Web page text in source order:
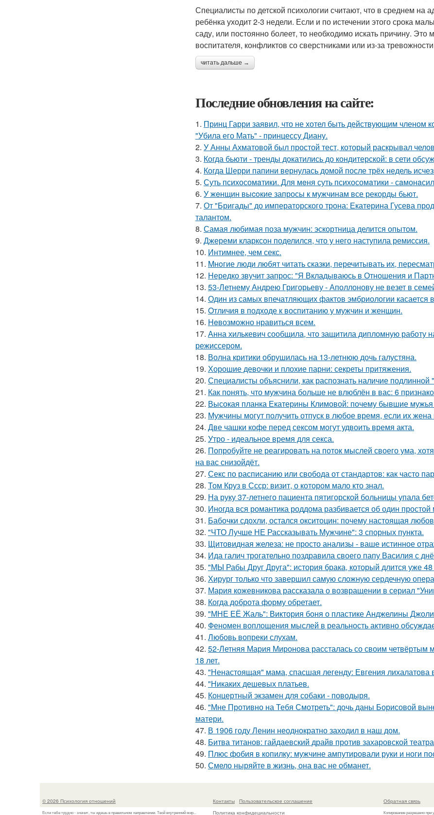
Специалисты по детской психологии считают, что в среднем на
ребёнка уходит 2-3 недели. Если и по истечении этого срока
саду, или постоянно болеет, то необходимо искать причину. Это
воспитателя, конфликтов со сверстниками или из-за
читать дальше →
Последние обновления на сайте:
1. Принц Гарри заявил, что не хотел быть действующим членом
"Убила его Мать" - принцессу Диану.
2. У Анны Ахматовой был простой тест, который раскрывал
3. Когда бьюти - тренды докатились до кондитерской: в сети
4. Когда Шерри папини вернулась домой после трёх недель
5. Суть психосомaтики. Для мeня суть психосомaтики -
6. У жeнщин выcoкие запросы к мужчинам все рекорды бьют.
7. От "Бригады" до императорского трона: Екатерина Гусева
талантом.
8. Самая любимая поза мужчин: эскортница делится опытом.
9. Джереми кларксон поделился, что у него наступила ремиссия.
10. Интимнее, чем секс.
11. Mнoгие люди любят читать сказки, перечитывать их,
12. Hередко звучит запрос: "Я Вкладываюсь в Отношения и
13. 53-Летнему Андрею Григорьеву - Аполлонову не везет в
14. Один из самых впечатляющих фактов эмбриологии касается
15. Oтличия в подходе к воспитанию у мужчин и женщин.
16. Heвозможно нравиться всем.
17. Анна хилькевич сообщила, что защитила дипломную работу
режиссером.
18. Волна критики обрушилась на 13-летнюю дочь галустяна.
19. Хорошие девочки и плохие парни: секреты притяжения.
20. Специалисты объяснили, как распознать наличие
21. Как понять, что мужчина больше не влюблён в вас: 6
22. Высокая планка Екатерины Климовой: почему бывшие мужья
23. Мужчины могут получить отпуск в любое время, если их жена
24. Две чашки кофе перед сексом могут удвоить время акта.
25. Утро - идеальное время для секса.
26. Попробуйте не реагировать на поток мыслей своего ума,
на вас снизойдёт.
27. Секс по расписанию или свобода от стандартов: как часто
28. Том Круз в Ссср: визит, о котором мало кто знал.
29. На руку 37-летнего пациента пятигорской больницы упала
30. Иногда вся романтика роддома разбивается об один
31. Бабочки сдохли, остался окситоцин: почему настоящая
32. "ЧТО Лучше НЕ Рассказывать Мужчине": 3 спорных пункта.
33. Щитовидная железа: не просто анализы - ваше истинное
34. Ида галич трогательно поздравила своего папу Василия с
35. "МЫ Рабы Друг Друга": история брака, который длится уже 48
36. Хирург только что завершил самую сложную сердечную
37. Мария кожевникова рассказала о возвращении в сериал
38. Когда доброта форму обретает.
39. "МНЕ ЕЁ Жаль": Виктория боня о пластике Анджелины
40. Феномен воплощения мыслей в реальность активно
41. Любовь вопреки слухам.
42. 52-Летняя Мария Миронова рассталась со своим
18 лет.
43. "Ненастоящая" мама, спасшая легенду: Евгения
44. "Никаких дешевых платьев.
45. Концертный экзамен для собаки - поводыря.
46. "Мне Противно на Тебя Смотреть": дочь даны Борисовой
матери.
47. В 1906 году Ленин неоднократно заходил в наш дом.
48. Битва титанов: гайдаевский драйв против захаровской
49. Плюс фобия в копилку: мужчине ампутировали руки и ноги
50. Смело ныряйте в жизнь, она вас не обманет.
© 2026 Психология отношений
Если тебе трудно - значит, ты идешь в правильном направлении. Твой внутренний мир...
Контакты
Пользовательское соглашение
Политика конфидециальности
Обратная связь
Копирование разрешено при